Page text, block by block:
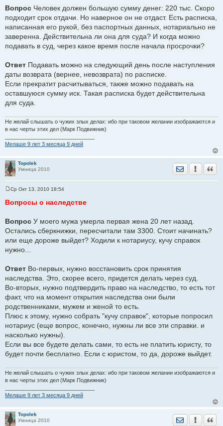
е
н
и
е
Вопрос Человек должен большую сумму денег: 220 тыс. Скоро
подходит срок отдачи. Но наверное он не отдаст. Есть расписка,
написанная его рукой, без паспортных данных, нотариально не
заверенна. Действительна ли она для суда? И когда можно
подавать в суд, через какое время после начала просрочки?
Ответ Подавать можно на следующий день после наступления
даты возврата (вернее, невозврата) по расписке.
Если прекратит расчитываться, также можно подавать на
оставшуюся сумму иск. Такая расписка будет действительна
для суда.
Не желай слышать о чужих злых делах: ибо при таковом желании изображаются и
в нас черты этих дел (Марк Подвижник)
Мелаше 9 лет 3 месяца 9 дней
Topolek
Умница 2010
Отправить
о
е
н
е
Ср Окт 13, 2010 18:54
Вопросы о наследстве
Вопрос У моего мужа умерла первая жена 20 лет назад.
Остались сберкнижки, пересчитали там 3300. Стоит начинать?
или еще дороже выйдет? Ходили к нотариусу, кучу справок
нужно...
Ответ Во-первых, нужно восстановить срок принятия
наследства. Это, скорее всего, придется делать через суд.
Во-вторых, нужно подтвердить право на наследство, то есть тот
факт, что на момент открытия наследства они были
родственниками, мужем и женой то есть.
Плюс к этому, нужно собрать "кучу справок", которые попросил
нотариус (еще вопрос, конечно, нужны ли все эти справки. и
насколько нужны).
Если вы все будете делать сами, то есть не платить юристу, то
будет почти бесплатно. Если с юристом, то да, дороже выйдет.
Не желай слышать о чужих злых делах: ибо при таковом желании изображаются и
в нас черты этих дел (Марк Подвижник)
Мелаше 9 лет 3 месяца 9 дней
Topolek
Умница 2010
Отправить